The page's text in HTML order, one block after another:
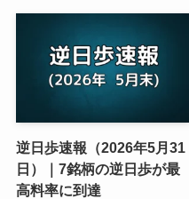
逆日歩速報（2026年5月31
日）｜7銘柄の逆日歩が最
高料率に到達